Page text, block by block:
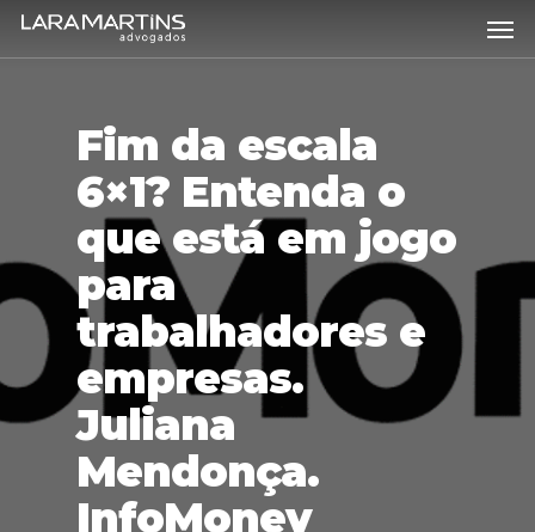
Skip
main
Fim da escala
6×1? Entenda o
que está em jogo
para
trabalhadores e
empresas.
Juliana
Mendonça.
InfoMoney